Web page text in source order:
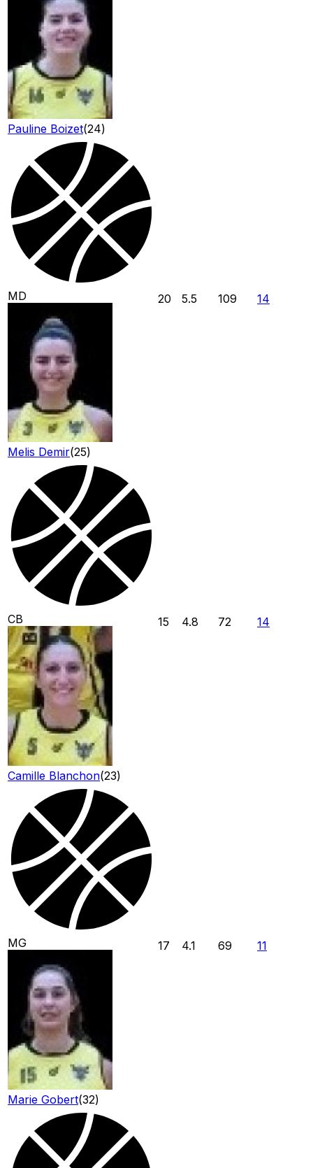
Pauline Boizet(24)
MD
Melis Demir(25)
20 5.5 109 14
CB
Camille Blanchon(23)
15 4.8 72 14
MG
Marie Gobert(32)
17 4.1 69 11